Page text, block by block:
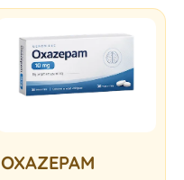
OXAZEPAM